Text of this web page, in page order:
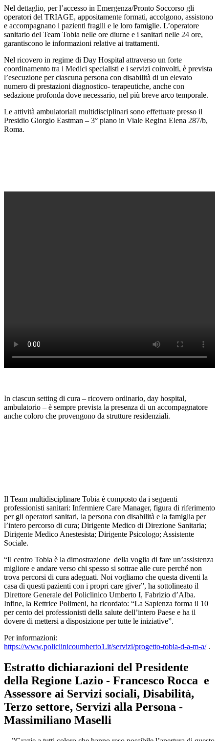
Nel dettaglio, per l’accesso in Emergenza/Pronto Soccorso gli
operatori del TRIAGE, appositamente formati, accolgono, assistono
e accompagnano i pazienti fragili e le loro famiglie. L’operatore
sanitario del Team Tobia nelle ore diurne e i sanitari nelle 24 ore,
garantiscono le informazioni relative ai trattamenti.
Nel ricovero in regime di Day Hospital attraverso un forte
coordinamento tra i Medici specialisti e i servizi coinvolti, è prevista
l’esecuzione per ciascuna persona con disabilità di un elevato
numero di prestazioni diagnostico- terapeutiche, anche con
sedazione profonda dove necessario, nel più breve arco temporale.
Le attività ambulatoriali multidisciplinari sono effettuate presso il
Presidio Giorgio Eastman – 3° piano in Viale Regina Elena 287/b,
Roma.
In ciascun setting di cura – ricovero ordinario, day hospital,
ambulatorio – è sempre prevista la presenza di un accompagnatore
anche coloro che provengono da strutture residenziali.
Il Team multidisciplinare Tobia è composto da i seguenti
professionisti sanitari: Infermiere Care Manager, figura di riferimento
per gli operatori sanitari, la persona con disabilità e la famiglia per
l’intero percorso di cura; Dirigente Medico di Direzione Sanitaria;
Dirigente Medico Anestesista; Dirigente Psicologo; Assistente
Sociale.
“Il centro Tobia è la dimostrazione della voglia di fare un’assistenza
migliore e andare verso chi spesso si sottrae alle cure perché non
trova percorsi di cura adeguati. Noi vogliamo che questa diventi la
casa di questi pazienti con i propri care giver”, ha sottolineato il
Direttore Generale del Policlinico Umberto I, Fabrizio d’Alba.
Infine, la Rettrice Polimeni, ha ricordato: “La Sapienza forma il 10
per cento dei professionisti della salute dell’intero Paese e ha il
dovere di mettersi a disposizione per tutte le iniziative”.
Per informazioni:
https://www.policlinicoumberto1.it/servizi/progetto-tobia-d-a-m-a/.
Estratto dichiarazioni del Presidente
della Regione Lazio - Francesco Rocca e
Assessore ai Servizi sociali, Disabilità,
Terzo settore, Servizi alla Persona -
Massimiliano Maselli